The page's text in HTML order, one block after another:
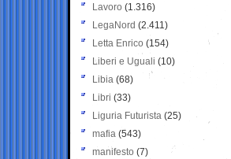
Lavoro (1.316)
LegaNord (2.411)
Letta Enrico (154)
Liberi e Uguali (10)
Libia (68)
Libri (33)
Liguria Futurista (25)
mafia (543)
manifesto (7)